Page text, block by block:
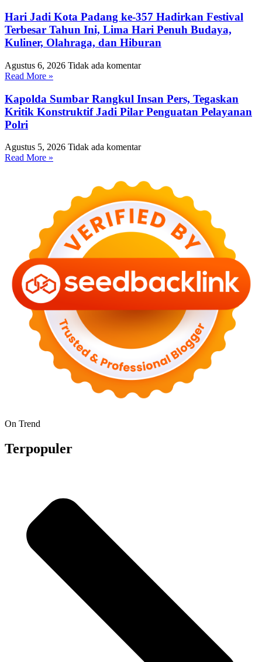
Hari Jadi Kota Padang ke-357 Hadirkan Festival
Terbesar Tahun Ini, Lima Hari Penuh Budaya,
Kuliner, Olahraga, dan Hiburan
Agustus 6, 2026 Tidak ada komentar
Read More »
Kapolda Sumbar Rangkul Insan Pers, Tegaskan
Kritik Konstruktif Jadi Pilar Penguatan Pelayanan
Polri
Agustus 5, 2026 Tidak ada komentar
Read More »
On Trend
Terpopuler